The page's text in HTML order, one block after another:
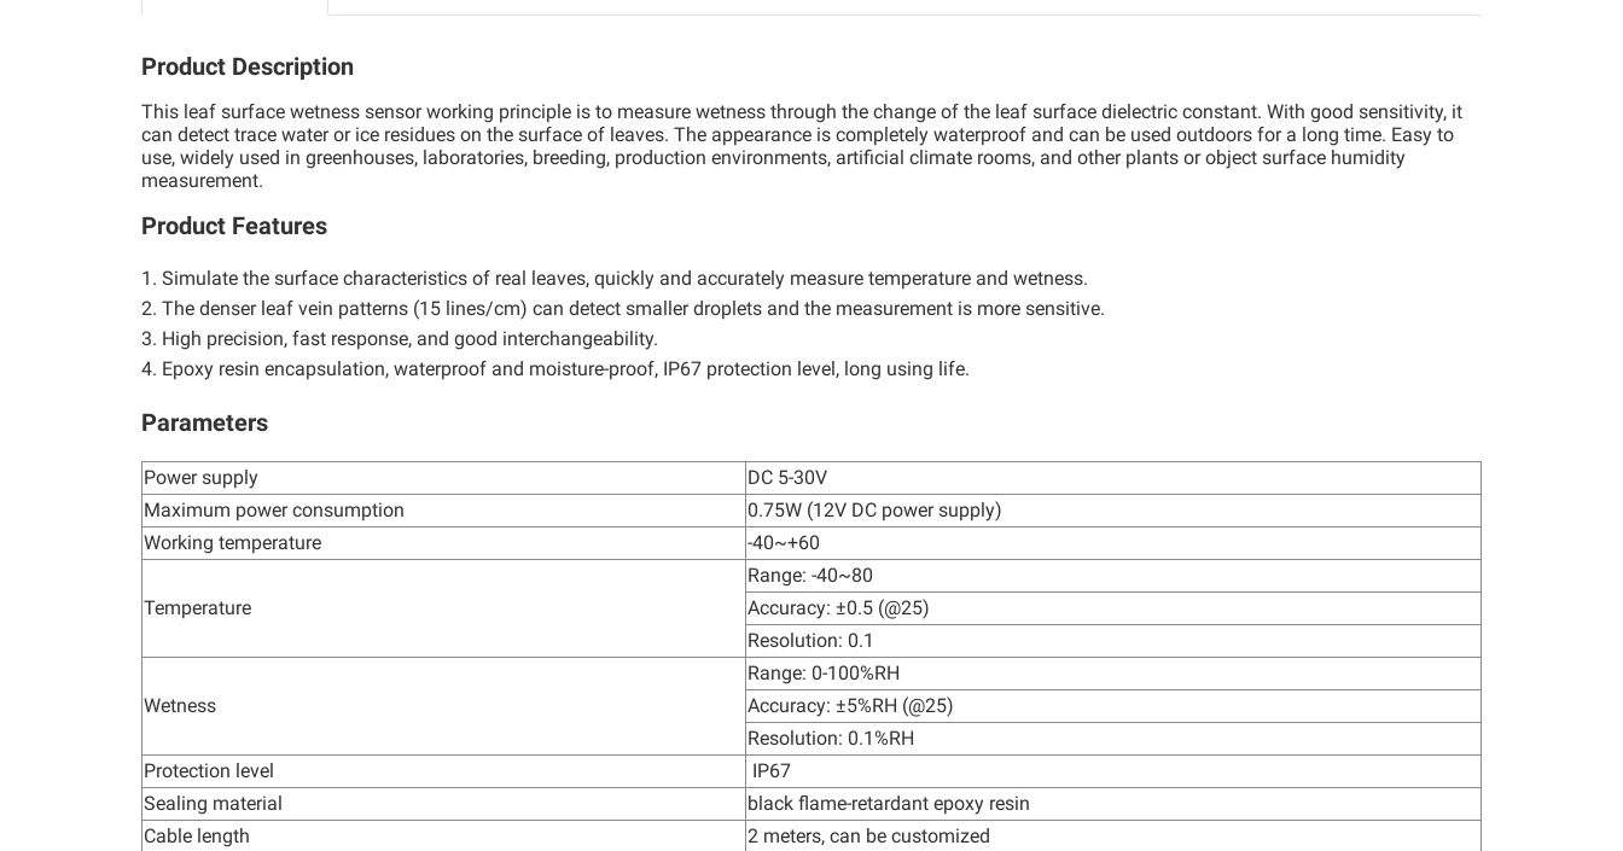
Product Description
This leaf surface wetness sensor working principle is to measure wetness through the change of the leaf surface dielectric constant. With good sensitivity, it
can detect trace water or ice residues on the surface of leaves. The appearance is completely waterproof and can be used outdoors for a long time. Easy to
use, widely used in greenhouses, laboratories, breeding, production environments, artificial climate rooms, and other plants or object surface humidity
measurement.
Product Features
1. Simulate the surface characteristics of real leaves, quickly and accurately measure temperature and wetness.
2. The denser leaf vein patterns (15 lines/cm) can detect smaller droplets and the measurement is more sensitive.
3. High precision, fast response, and good interchangeability.
4. Epoxy resin encapsulation, waterproof and moisture-proof, IP67 protection level, long using life.
Parameters
Power supply
DC 5-30V
Maximum power consumption
0.75W (12V DC power supply)
Working temperature
-40~+60
Temperature
Range: -40~80
Accuracy: ±0.5 (@25)
Resolution: 0.1
Wetness
Range: 0-100%RH
Accuracy: ±5%RH (@25)
Resolution: 0.1%RH
Protection level
IP67
Sealing material
black flame-retardant epoxy resin
Cable length
2 meters, can be customized